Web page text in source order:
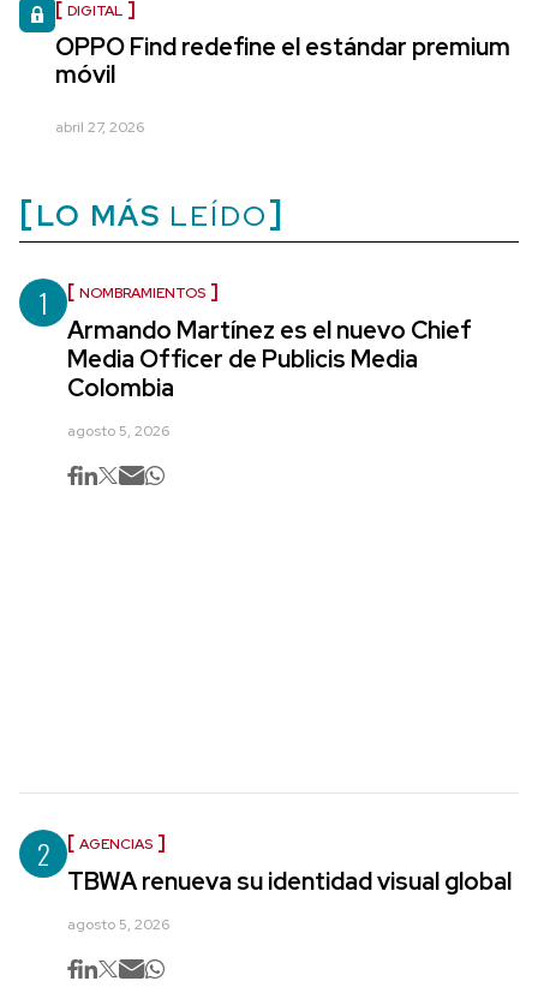
DIGITAL
OPPO Find redefine el estándar premium
móvil
abril 27, 2026
LO MÁS LEÍDO
1 NOMBRAMIENTOS
Armando Martínez es el nuevo Chief
Media Officer de Publicis Media
Colombia
agosto 5, 2026
2 AGENCIAS
TBWA renueva su identidad visual global
agosto 5, 2026